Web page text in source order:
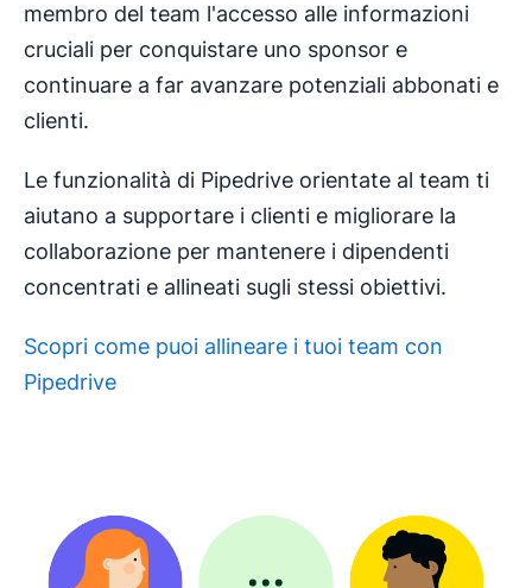
membro del team l'accesso alle informazioni
cruciali per conquistare uno sponsor e
continuare a far avanzare potenziali abbonati e
clienti.
Le funzionalità di Pipedrive orientate al team ti
aiutano a supportare i clienti e migliorare la
collaborazione per mantenere i dipendenti
concentrati e allineati sugli stessi obiettivi.
Scopri come puoi allineare i tuoi team con
Pipedrive